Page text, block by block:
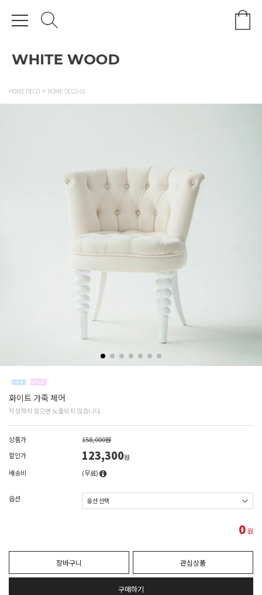
HOME DECO HOME DECO 02
화이트 가죽 체어
작성하지 않으면 노출되지 않습니다.
상품가
158,000원
할인가
123,300원
배송비
(무료)
옵션
0원
장바구니 관심상품
구매하기